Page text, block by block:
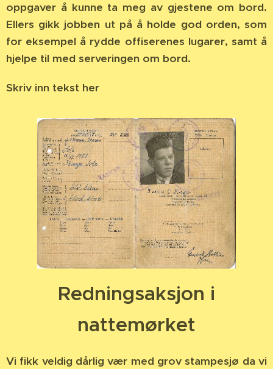
oppgaver å kunne ta meg av gjestene om bord.
Ellers gikk jobben ut på å holde god orden, som
for eksempel å rydde offiserenes lugarer, samt å
hjelpe til med serveringen om bord.
Skriv inn tekst her
Redningsaksjon i
nattemørket
Vi fikk veldig dårlig vær med grov stampesjø da vi